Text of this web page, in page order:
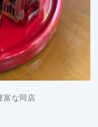
富な同店